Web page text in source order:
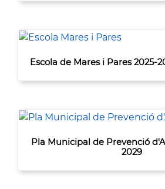
Escola de Mares i Pares 2025-
Pla Municipal de Prevenció
2029